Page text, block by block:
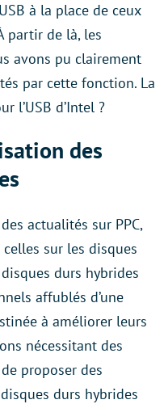
à la place de ceux
partir de là, les
avons pu clairement
par cette fonction. La
l’USB d’Intel ?
des
actualités sur PPC,
celles sur les disques
durs hybrides
affublés d’une
à améliorer leurs
nécessitant des
proposer des
durs hybrides